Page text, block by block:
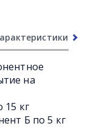
на
15 кг
Б по 5 кг